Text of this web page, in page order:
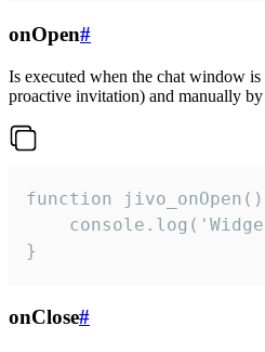
onOpen#
Is executed when the chat window
proactive invitation) and manually
function
}
onClose#